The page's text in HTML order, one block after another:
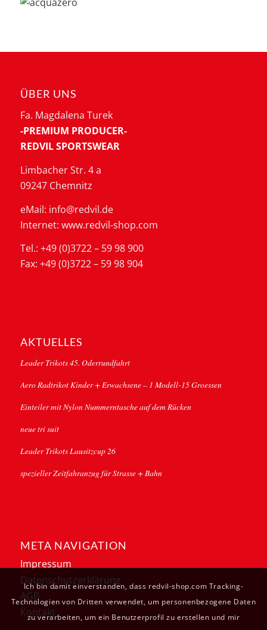
ÜBER UNS
Fa. Magdalena Turek
-PREMIUM PRODUCER-
REDVIL SPORTSWEAR
Limbacher Str. 4 a
09247 Chemnitz
eMail: info@redvil.de
Internet: www.redvil-shop.com
Tel.: +49 (0)3722 – 59 98 900
Fax: +49 (0)3722 – 59 98 904
AKTUELLES
Leader Trikots 45. Oderrundfahrt
Aero Radtrikot Kinder + Erwachsene – 1 Modell-15 Groessen
Einteiler mit Nylon Nummerntasche auf dem Rücken
neue tri suit
Leader Trikots Lausitzcup 26
spezieller Zeitfahranzug für Strasse + Bahn
META NAVIGATION
Impressum
Datenschutzerklärung
AGB
Kontakt
Ich bin damit einverstanden, dass redvil-shop.com Tracking-
Technologien von Dritten verwendet, um personenbezogene Daten
zu verarbeiten, um ein Benutzerprofil zu erstellen und mir